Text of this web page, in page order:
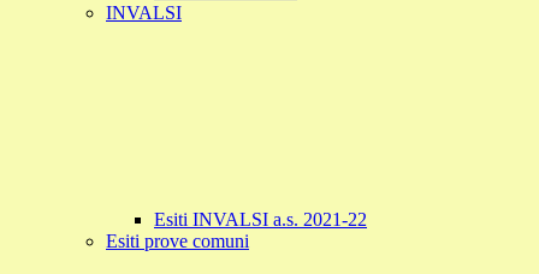
INVALSI
Esiti INVALSI a.s. 2021-22
Esiti prove comuni